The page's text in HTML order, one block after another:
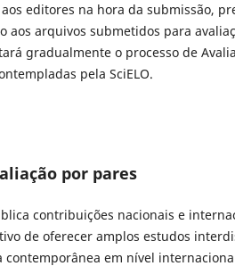
editores na hora da submissão,
aos arquivos submetidos para
gradualmente o processo de
pela SciELO.
por pares
contribuições nacionais e
de oferecer amplos estudos
em nível